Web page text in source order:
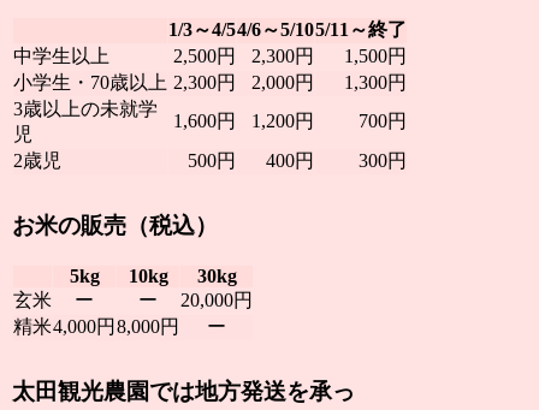
1/3～4/54/6～5/105/11～終了
中学生以上
2,500円 2,300円
1,500円
小学生・70歳以上 2,300円 2,000円
1,300円
3歳以上の未就学
児
1,600円 1,200円
700円
2歳児
500円 400円 300円
お米の販売（税込）
5kg 10kg
30kg
玄米
ー ー
20,000円
精米4,000円 8,000円 ー
太田観光農園では地方発送を承っ